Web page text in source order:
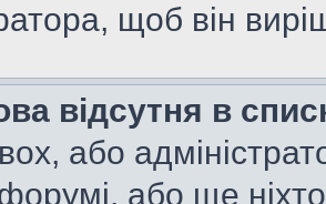
щоб він
відсутня в
або
або ще